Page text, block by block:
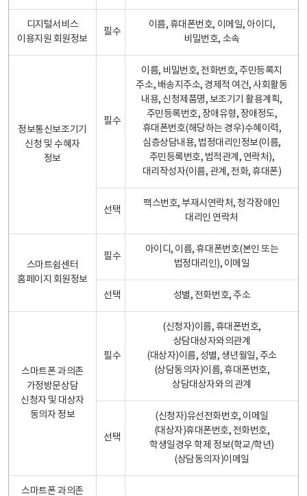
디지털서비스
이용지원 회원정보
필수
이름, 휴대폰번호, 이메일, 아이디,
비밀번호, 소속
정보통신보조기기
신청 및 수혜자
정보
필수
이름, 비밀번호, 전화번호, 주민등록지
주소, 배송지주소, 경제적 여건, 사회활동
내용, 신청제품명, 보조기기 활용계획,
주민등록번호, 장애유형, 장애정도,
휴대폰번호(해당하는 경우)수혜이력,
심층상담내용, 법정대리인정보(이름,
주민등록번호, 법적관계, 연락처),
대리작성자(이름, 관계, 전화, 휴대폰)
선택
팩스번호, 부재시연락처, 청각장애인
대리인 연락처
스마트쉼센터
홈페이지 회원정보
필수
아이디, 이름, 휴대폰번호(본인 또는
법정대리인), 이메일
선택 성별, 전화번호, 주소
스마트폰 과의존
가정방문상담
신청자 및 대상자
동의자 정보
필수
(신청자)이름, 휴대폰번호,
상담대상자와의관계
(대상자)이름, 성별, 생년월일, 주소
(상담동의자)이름, 휴대폰번호,
상담대상자와의 관계
선택
(신청자)유선전화번호, 이메일
(대상자)휴대폰번호, 전화번호,
학생일경우 학제 정보(학교/학년)
(상담동의자)이메일
스마트폰 과의존